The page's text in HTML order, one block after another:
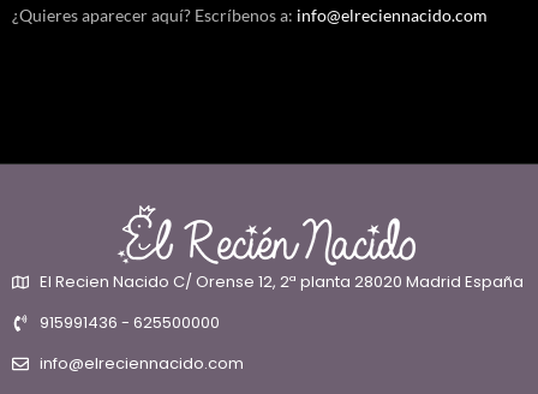
¿Quieres aparecer aquí? Escríbenos a: info@elreciennacido.com
El Recien Nacido C/ Orense 12, 2ª planta 28020 Madrid España
915991436 - 625500000
info@elreciennacido.com